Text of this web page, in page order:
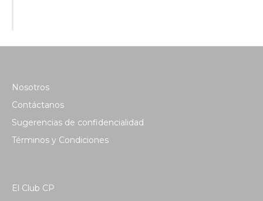
Nosotros
Contáctanos
Sugerencias de confidencialidad
Términos y Condiciones
El Club CP